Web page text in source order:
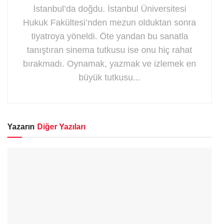
İstanbul’da doğdu. İstanbul Üniversitesi
Hukuk Fakültesi’nden mezun olduktan sonra
tiyatroya yöneldi. Öte yandan bu sanatla
tanıştıran sinema tutkusu ise onu hiç rahat
bırakmadı. Oynamak, yazmak ve izlemek en
büyük tutkusu...
Yazarın Diğer Yazıları